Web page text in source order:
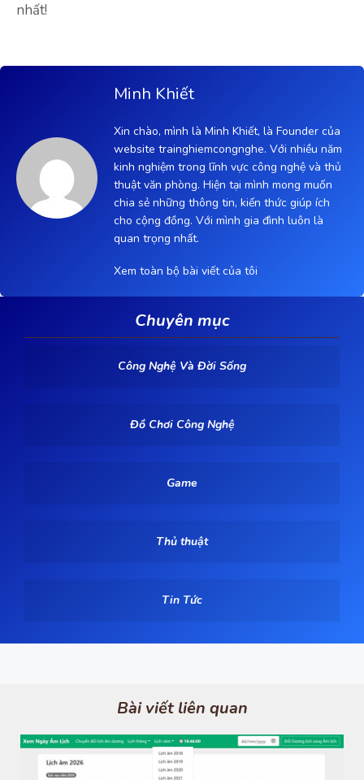
nhất!
Minh Khiết
Xin chào, mình là Minh Khiết, là Founder của
website trainghiemcongnghe. Với nhiều năm
kinh nghiệm trong lĩnh vực công nghệ và thủ
thuật văn phòng. Hiện tại mình mong muốn
chia sẻ những thông tin, kiến thức giúp ích
cho cộng đồng. Với mình gia đình luôn là
quan trọng nhất.
Xem toàn bộ bài viết của tôi
Chuyên mục
Công Nghệ Và Đời Sống
Đồ Chơi Công Nghệ
Game
Thủ thuật
Tin Tức
Bài viết liên quan